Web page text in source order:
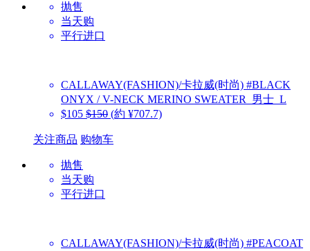
抛售
当天购
平行进口
CALLAWAY(FASHION)/卡拉威(时尚) #BLACK
ONYX / V-NECK MERINO SWEATER_男士_L
$105 $150 (約 ¥707.7)
关注商品 购物车
抛售
当天购
平行进口
CALLAWAY(FASHION)/卡拉威(时尚) #PEACOAT